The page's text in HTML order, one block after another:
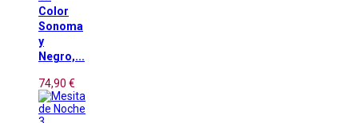
Color
Sonoma
y
Negro,...
74,90 €